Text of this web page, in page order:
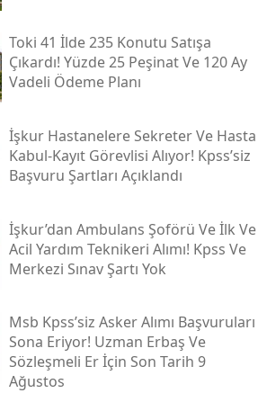
Toki̇ 41 İlde 235 Konutu Satışa
Çıkardı! Yüzde 25 Peşinat Ve 120 Ay
Vadeli Ödeme Planı
İşkur Hastanelere Sekreter Ve Hasta
Kabul-Kayıt Görevlisi Alıyor! Kpss’siz
Başvuru Şartları Açıklandı
İşkur’dan Ambulans Şoförü Ve İlk Ve
Acil Yardım Teknikeri Alımı! Kpss Ve
Merkezi Sınav Şartı Yok
Msb Kpss’siz Asker Alımı Başvuruları
Sona Eriyor! Uzman Erbaş Ve
Sözleşmeli Er İçin Son Tarih 9
Ağustos